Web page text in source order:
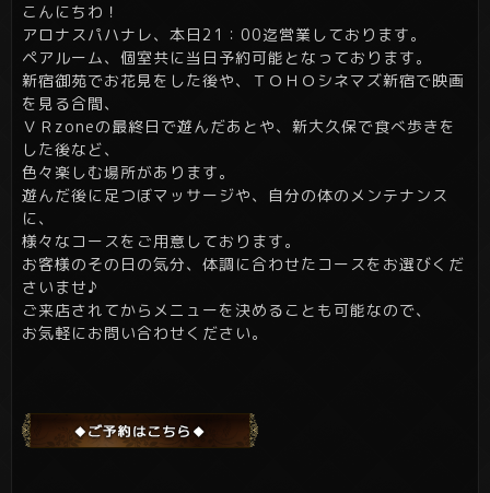
こんにちわ！
アロナスパハナレ、本日21：00迄営業しております。
ペアルーム、個室共に当日予約可能となっております。
新宿御苑でお花見をした後や、ＴＯＨＯシネマズ新宿で映画
を見る合間、
ＶＲzoneの最終日で遊んだあとや、新大久保で食べ歩きを
した後など、
色々楽しむ場所があります。
遊んだ後に足つぼマッサージや、自分の体のメンテナンス
に、
様々なコースをご用意しております。
お客様のその日の気分、体調に合わせたコースをお選びくだ
さいませ♪
ご来店されてからメニューを決めることも可能なので、
お気軽にお問い合わせください。